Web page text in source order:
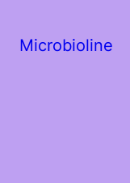
Microbioline